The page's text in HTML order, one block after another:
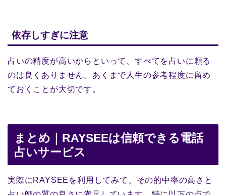
依存しすぎに注意
占いの精度が高いからといって、すべてを占いに頼る
のは良くありません。あくまで人生の参考程度に留め
ておくことが大切です。
まとめ｜RAYSEEは信頼できる電話
占いサービス
実際にRAYSEEを利用してみて、その的中率の高さと